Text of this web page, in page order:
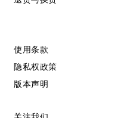
使用条款
隐私权政策
版本声明